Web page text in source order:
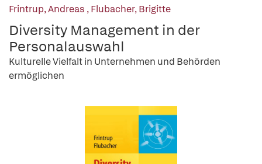
Frintrup, Andreas ,Flubacher, Brigitte
Diversity Management in der
Personalauswahl
Kulturelle Vielfalt in Unternehmen und Behörden
ermöglichen